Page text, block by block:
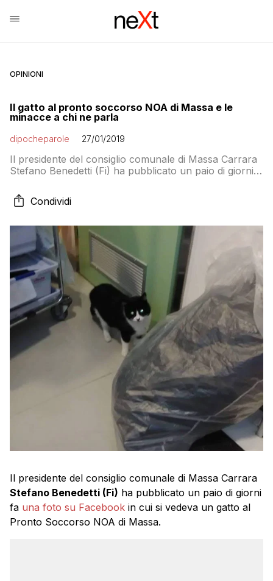
OPINIONI
Il gatto al pronto soccorso NOA di Massa e le
minacce a chi ne parla
dipocheparole 27/01/2019
Il presidente del consiglio comunale di Massa Carrara
Stefano Benedetti (Fi) ha pubblicato un paio di giorni
Pronto Soccorso NOA di Massa. Ieri, come ha
denunciato lui stesso, è stato raggiunto da minacce di
– […]
Condividi
Il presidente del consiglio comunale di Massa Carrara
Stefano Benedetti (Fi) ha pubblicato un paio di giorni
fa una foto su Facebook in cui si vedeva un gatto al
Pronto Soccorso NOA di Massa.